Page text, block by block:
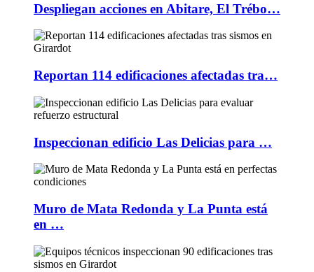
Despliegan acciones en Abitare, El Trébo…
Reportan 114 edificaciones afectadas tra…
Inspeccionan edificio Las Delicias para …
Muro de Mata Redonda y La Punta está
en …